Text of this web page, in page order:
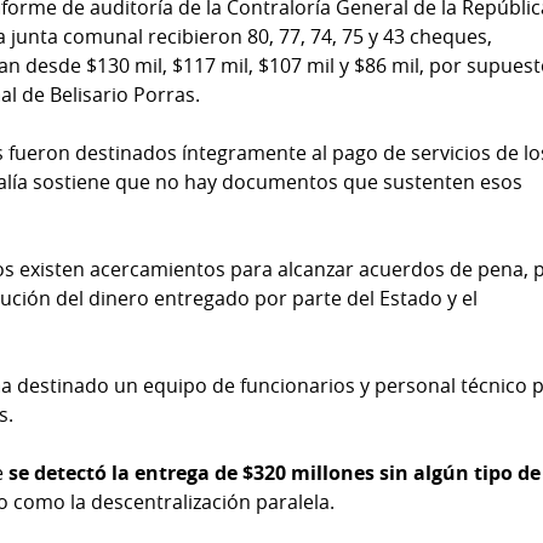
de auditoría de la Contraloría General de la
comunal recibieron 80, 77, 74, 75 y 43 cheques,
desde $130 mil, $117 mil, $107 mil y $86 mil, por
de Belisario Porras.
destinados íntegramente al pago de servicios de
sostiene que no hay documentos que sustenten esos
existen acercamientos para alcanzar acuerdos de pena,
del dinero entregado por parte del Estado y el
destinado un equipo de funcionarios y personal técnico
se detectó la entrega de $320 millones sin algún tipo de
como la descentralización paralela.